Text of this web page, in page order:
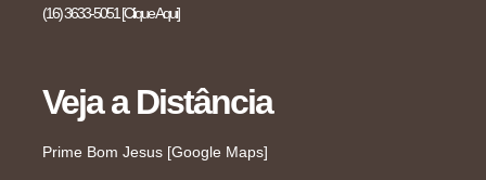
(16) 3633-5051 [Clique Aqui]
Veja a Distância
Prime Bom Jesus [Google Maps]